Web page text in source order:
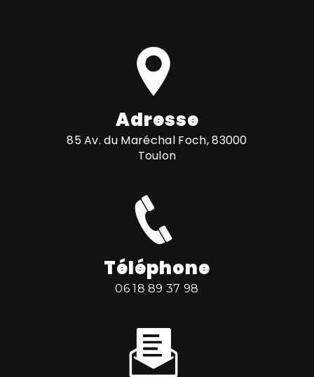
Adresse
85 Av. du Maréchal Foch, 83000
Toulon
Téléphone
06 18 89 37 98